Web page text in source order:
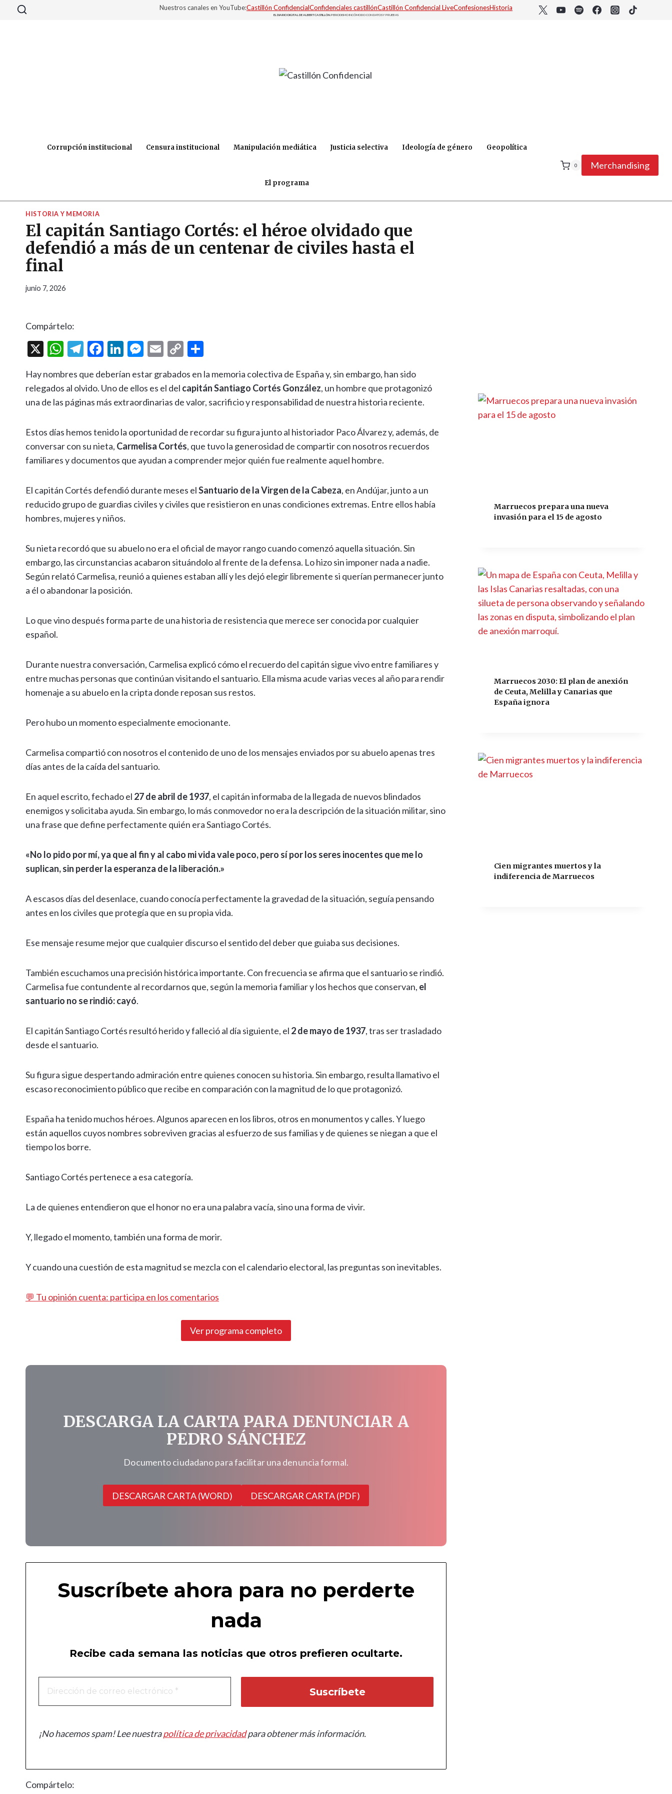
Saltar
Nuestros canales en YouTube:Castillón ConfidencialConfidenciales castillónCastillón Confidencial LiveConfesionesHistoria
EL DIARIO DIGITAL DE ALBERT CASTILLÓN. PERIODISMO INCÓMODO CON DATOS Y PRUEBAS
Corrupción institucional Censura institucional Manipulación mediática Justicia selectiva Ideología de género Geopolítica
El programa
0 Merchandising
HISTORIA Y MEMORIA
El capitán Santiago Cortés: el héroe olvidado que
defendió a más de un centenar de civiles hasta el
final
junio 7, 2026
Compártelo:
X
W
at
s
A
p
p
T
e
gr
m
F
e
b
o
k
Li
ke
dI
M
se
n
er
E
ai
l
C
p
y
n
k
m
p
ar
ti
r
Hay nombres que deberían estar grabados en la memoria colectiva de España y, sin embargo, han sido
relegados al olvido. Uno de ellos es el del capitán Santiago Cortés González, un hombre que protagonizó
una de las páginas más extraordinarias de valor, sacrificio y responsabilidad de nuestra historia reciente.
Estos días hemos tenido la oportunidad de recordar su figura junto al historiador Paco Álvarez y, además, de
conversar con su nieta, Carmelisa Cortés, que tuvo la generosidad de compartir con nosotros recuerdos
familiares y documentos que ayudan a comprender mejor quién fue realmente aquel hombre.
El capitán Cortés defendió durante meses elSantuario de la Virgen de la Cabeza, en Andújar, junto a un
reducido grupo de guardias civiles y civiles que resistieron en unas condiciones extremas. Entre ellos había
hombres, mujeres y niños.
Su nieta recordó que su abuelo no era el oficial de mayor rango cuando comenzó aquella situación. Sin
embargo, las circunstancias acabaron situándolo al frente de la defensa. Lo hizo sin imponer nada a nadie.
Según relató Carmelisa, reunió a quienes estaban allí y les dejó elegir libremente si querían permanecer junto
a él o abandonar la posición.
Lo que vino después forma parte de una historia de resistencia que merece ser conocida por cualquier
español.
Durante nuestra conversación, Carmelisa explicó cómo el recuerdo del capitán sigue vivo entre familiares y
entre muchas personas que continúan visitando el santuario. Ella misma acude varias veces al año para rendir
homenaje a su abuelo en la cripta donde reposan sus restos.
Pero hubo un momento especialmente emocionante.
Carmelisa compartió con nosotros el contenido de uno de los mensajes enviados por su abuelo apenas tres
días antes de la caída del santuario.
En aquel escrito, fechado el 27 de abril de 1937, el capitán informaba de la llegada de nuevos blindados
enemigos y solicitaba ayuda. Sin embargo, lo más conmovedor no era la descripción de la situación militar, sino
una frase que define perfectamente quién era Santiago Cortés.
«No lo pido por mí, ya que al fin y al cabo mi vida vale poco, pero sí por los seres inocentes que me lo
suplican, sin perder la esperanza de la liberación.»
A escasos días del desenlace, cuando conocía perfectamente la gravedad de la situación, seguía pensando
antes en los civiles que protegía que en su propia vida.
Ese mensaje resume mejor que cualquier discurso el sentido del deber que guiaba sus decisiones.
También escuchamos una precisión histórica importante. Con frecuencia se afirma que el santuario se rindió.
Carmelisa fue contundente al recordarnos que, según la memoria familiar y los hechos que conservan, el
santuario no se rindió: cayó.
El capitán Santiago Cortés resultó herido y falleció al día siguiente, el 2 de mayo de 1937, tras ser trasladado
desde el santuario.
Su figura sigue despertando admiración entre quienes conocen su historia. Sin embargo, resulta llamativo el
escaso reconocimiento público que recibe en comparación con la magnitud de lo que protagonizó.
España ha tenido muchos héroes. Algunos aparecen en los libros, otros en monumentos y calles. Y luego
están aquellos cuyos nombres sobreviven gracias al esfuerzo de sus familias y de quienes se niegan a que el
tiempo los borre.
Santiago Cortés pertenece a esa categoría.
La de quienes entendieron que el honor no era una palabra vacía, sino una forma de vivir.
Y, llegado el momento, también una forma de morir.
Y cuando una cuestión de esta magnitud se mezcla con el calendario electoral, las preguntas son inevitables.
💬 Tu opinión cuenta: participa en los comentarios
Ver programa completo
DESCARGA LA CARTA PARA DENUNCIAR A
PEDRO SÁNCHEZ
Documento ciudadano para facilitar una denuncia formal.
DESCARGAR CARTA (WORD) DESCARGAR CARTA (PDF)
Suscríbete ahora para no perderte
nada
Recibe cada semana las noticias que otros prefieren ocultarte.
¡No hacemos spam! Lee nuestrapolítica de privacidadpara obtener más información.
Compártelo:
Marruecos prepara una nueva
invasión para el 15 de agosto
Marruecos 2030: El plan de anexión
de Ceuta, Melilla y Canarias que
España ignora
Cien migrantes muertos y la
indiferencia de Marruecos